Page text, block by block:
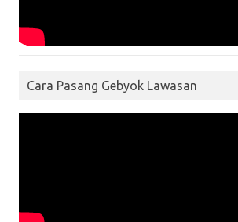
Cara Pasang Gebyok Lawasan